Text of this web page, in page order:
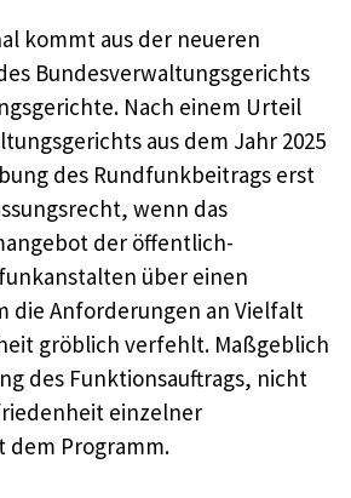
kommt aus der neueren
Bundesverwaltungsgerichts
Nach einem Urteil
aus dem Jahr 2025
des Rundfunkbeitrags erst
wenn das
der öffentlich-
über einen
die Anforderungen an Vielfalt
gröblich verfehlt. Maßgeblich
des Funktionsauftrags, nicht
einzelner
dem Programm.